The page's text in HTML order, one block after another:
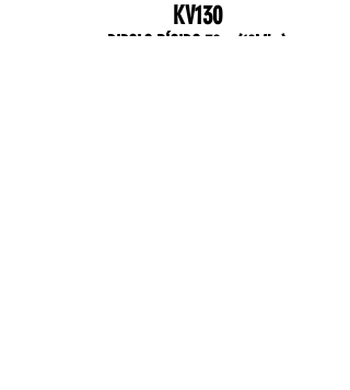
KV130
DIPOLO RÍGIDO 30m (10Mhz)